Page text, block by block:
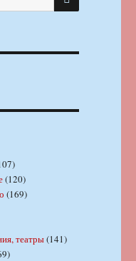
(120)
(169)
театры(141)